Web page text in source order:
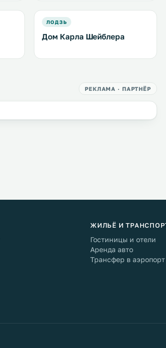
ЛОДЗЬ
Дом Карла Шейблера
РЕКЛАМА · ПАРТНЁР
ЖИЛЬЁ И
Гостиницы и отели
Аренда авто
Трансфер в аэропорт